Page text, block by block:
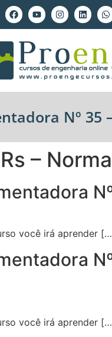
Nº 35
–
você irá aprender
você irá aprender